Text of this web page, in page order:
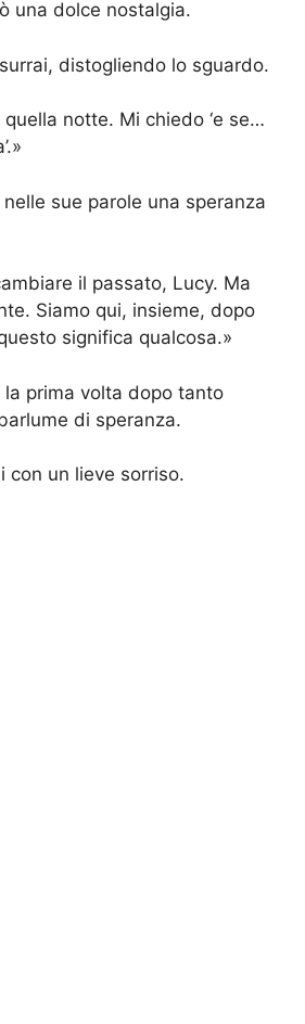
una dolce nostalgia.
distogliendo lo sguardo.
notte. Mi chiedo ‘e se…
sue parole una speranza
il passato, Lucy. Ma
Siamo qui, insieme, dopo
significa qualcosa.»
la prima volta dopo tanto
di speranza.
con un lieve sorriso.